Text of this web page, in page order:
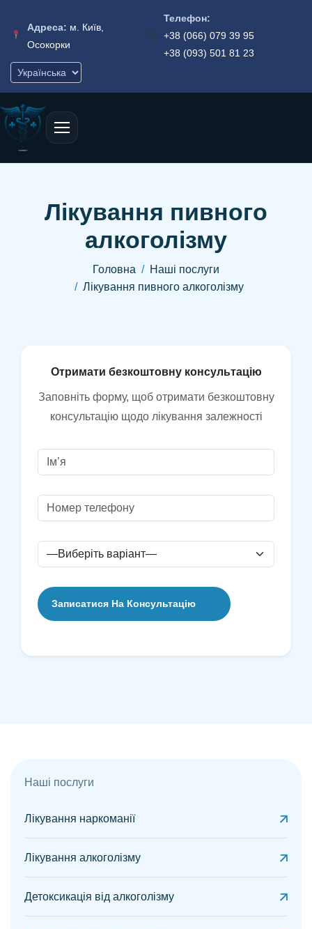
Адреса: м. Київ,
Осокорки
Телефон:
+38 (066) 079 39 95
+38 (093) 501 81 23
Лікування пивного
алкоголізму
Головна
Наші послуги
Лікування пивного алкоголізму
Отримати безкоштовну консультацію
Заповніть форму, щоб отримати безкоштовну
консультацію щодо лікування залежності
Наші послуги
Лікування наркоманії
Лікування алкоголізму
Детоксикація від алкоголізму